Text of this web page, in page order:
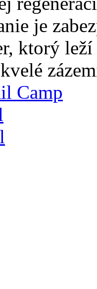
je
ktorý leží
Camp